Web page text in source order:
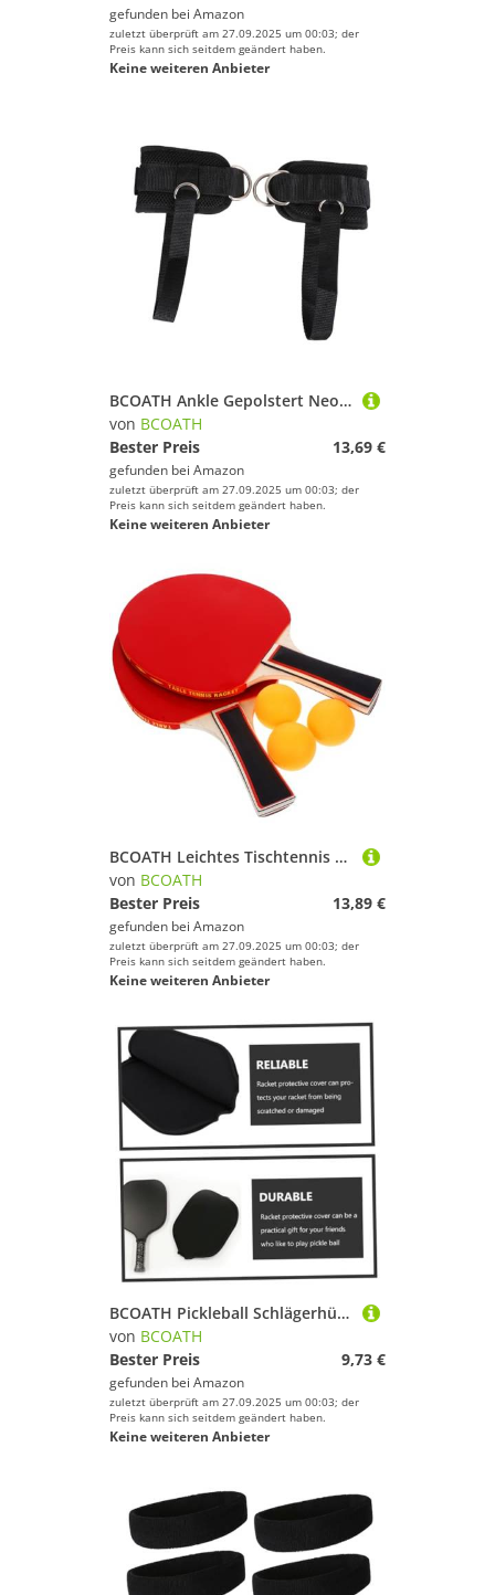
Kampfsport
Kanu-Sport
Sportausstattung
Sportbekleidung
Sportschuhe
Stand-Up Paddling
Tauchen & Schnorcheln
Tischtennis
Turnen & Gymnastik
Geschlecht
gefunden bei Amazon
zuletzt überprüft am 27.09.2025 um 00:03; der
Preis kann sich seitdem geändert haben.
Keine weiteren Anbieter
BCOATH Ankle Gepolstert Neopren Beinschlaufen für Kabelzug Fitness Training Widerstandstraining Hüftgurt Zubehör für Männer Frauen Gym Workouts
von BCOATH
Bester Preis
13,69 €
gefunden bei Amazon
zuletzt überprüft am 27.09.2025 um 00:03; der
Preis kann sich seitdem geändert haben.
Keine weiteren Anbieter
BCOATH Leichtes Tischtennis Holzschläger Rutschfester Griff Erweiterte Schlagfläche Inklusive Aufbewahrungstasche für Bälle und Schläger für Anfänger und Freizeitspieler
von BCOATH
Bester Preis
13,89 €
gefunden bei Amazon
zuletzt überprüft am 27.09.2025 um 00:03; der
Preis kann sich seitdem geändert haben.
Keine weiteren Anbieter
BCOATH Pickleball Schlägerhülle Outdoor Schläger Organizer Schutzhülle Reusable Ball Protector Schwarz Leicht Tragbar
von BCOATH
Bester Preis
9,73 €
gefunden bei Amazon
zuletzt überprüft am 27.09.2025 um 00:03; der
Preis kann sich seitdem geändert haben.
Keine weiteren Anbieter